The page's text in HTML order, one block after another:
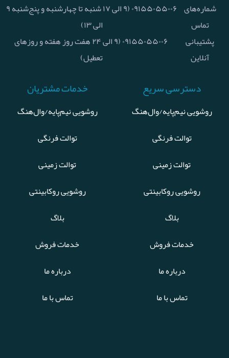
شماره‌های
تماس
۰۹۱۵۵۰۵۵۰۰۶ (۹ الی ۱۷ شنبه تا چهارشنبه و پنج‌شنبه ۹
الی ۱۳)
پشتیبانی
آنلاین
۰۹۱۵۵۰۵۵۰۰۶ (۹ الی ۲۴ هفت روز هفته و روزهای
تعطیل)
دسترسی سریع
روشویی نیم‌پایه/وال‌هنگ
توالت فرنگی
توالت زمینی
روشویی روکابینتی
بلاگ
خدمات فروش
درباره ما
تماس با ما
خدمات مشتریان
روشویی نیم‌پایه/وال‌هنگ
توالت فرنگی
توالت زمینی
روشویی روکابینتی
بلاگ
خدمات فروش
درباره ما
تماس با ما